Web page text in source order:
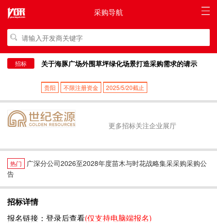
采购导航
招标 关于海豚广场外围草坪绿化场景打造采购需求的请示
贵阳 不限注册资金 2025/5/20截止
更多招标关注企业展厅
热门
广深分公司2026至2028年度苗木与时花战略集采采购采购公
告
招标详情
报名链接： 登录后查看(仅支持电脑端报名)